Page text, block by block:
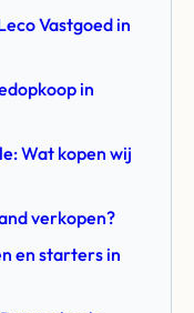
Vastgoed in
in
Wat kopen wij
verkopen?
en starters in